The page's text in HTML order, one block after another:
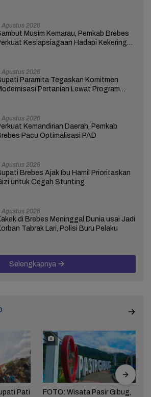
Agustus 2026
Musim Kemarau, Pemkab Brebes
Kesiapsiagaan Hadapi Kekeringan
Agustus 2026
Paramita Tegaskan Komitmen
Pertanian Lewat Program
Agustus 2026
Kemandirian Daerah, Pemkab
Pacu Optimalisasi PAD
Agustus 2026
Brebes Ajak Ibu Hamil Prioritaskan
untuk Cegah Stunting
Agustus 2026
di Brebes Meninggal Dunia usai Jadi
Tabrak Lari, Polisi Buru Pelaku
Selengkapnya
Pati
FOTO: Wisata Pasir Gibug,